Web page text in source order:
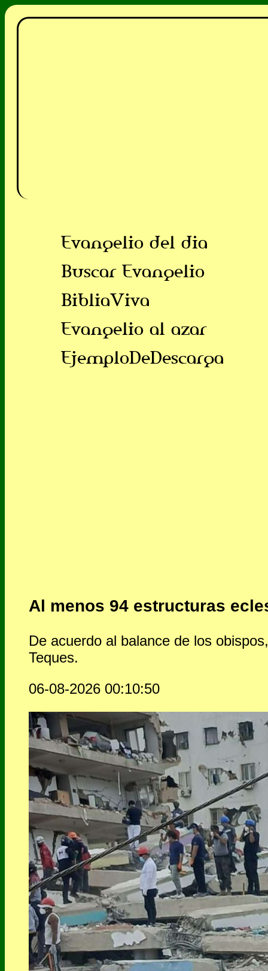
Evangelio del dia
Buscar Evangelio
BibliaViva
Evangelio al azar
EjemploDeDescarga
Al menos 94 estructuras
De acuerdo al balance de los
Teques.
06-08-2026 00:10:50